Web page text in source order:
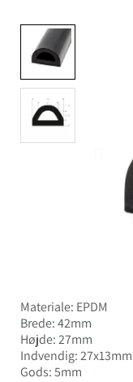
Materiale: EPDM
Brede: 42mm
Højde: 27mm
Indvendig: 27x13mm
Gods: 5mm